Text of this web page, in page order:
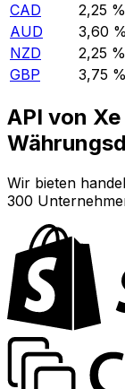
CAD
2,25 %
AUD
3,60 %
NZD
2,25 %
GBP
3,75 %
API von
Wir bieten
300